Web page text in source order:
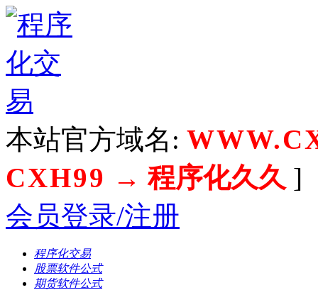
本站官方域名:
CXH99 → 程序化久久 ]
会员登录/注册
程序化交易
股票软件公式
期货软件公式